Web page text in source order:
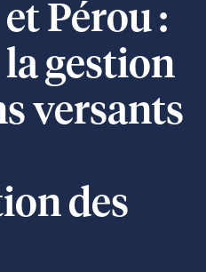
Pérou :
gestion
versants
des